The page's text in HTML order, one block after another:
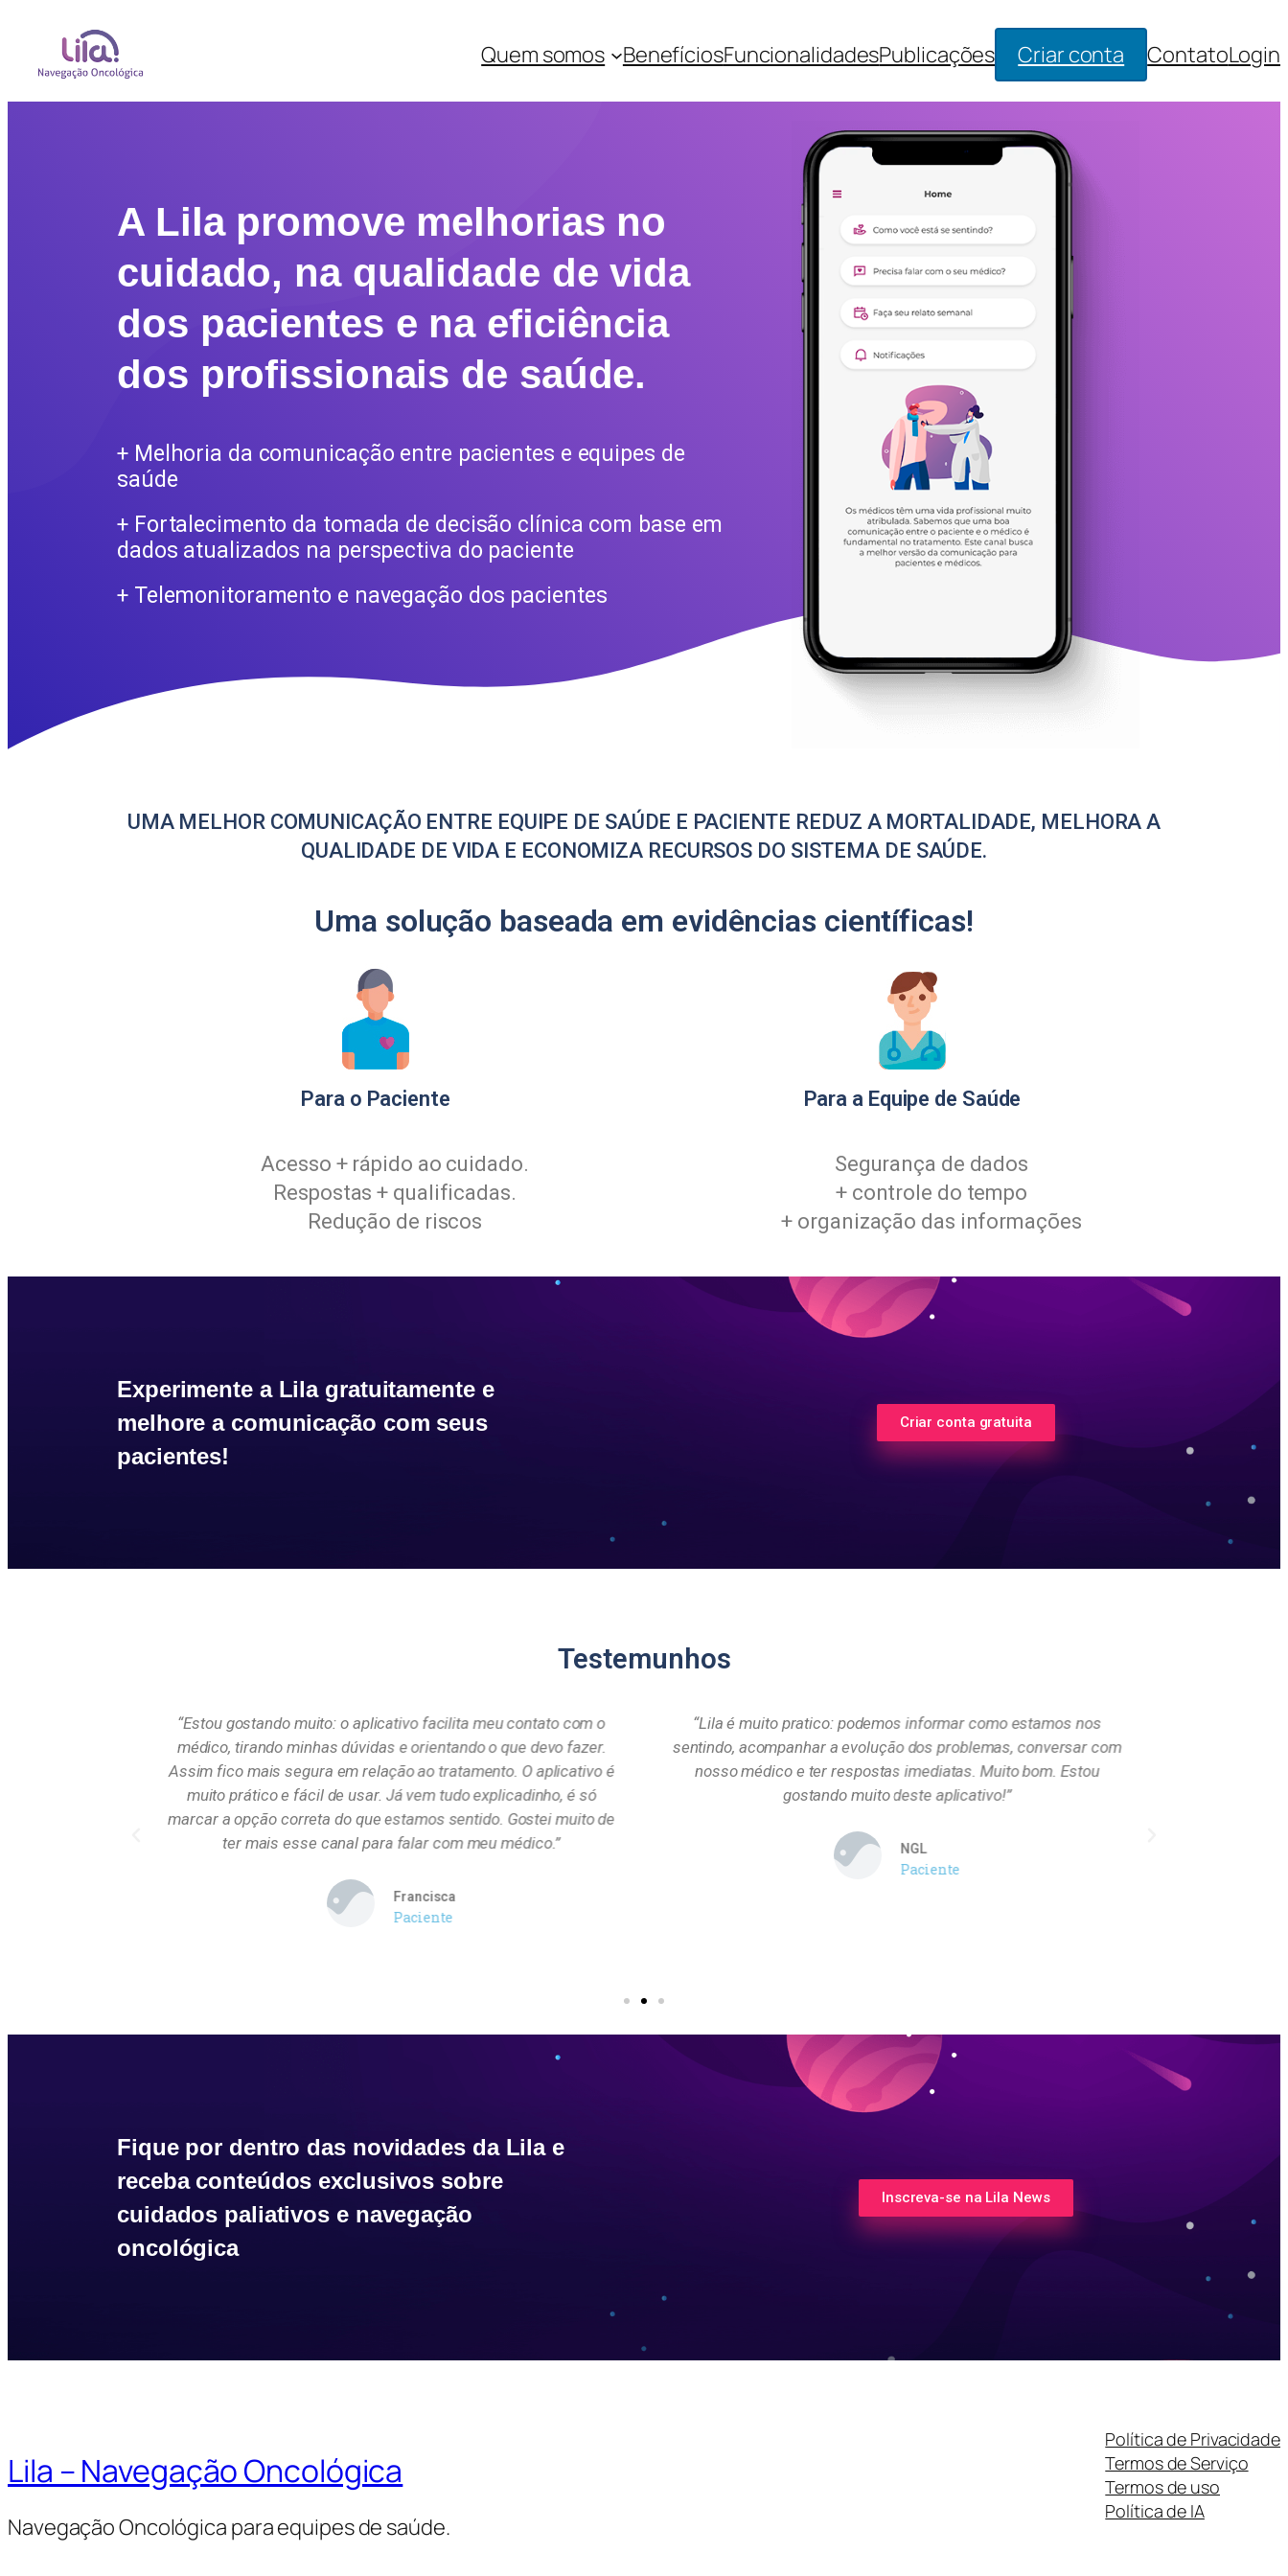
Quem somos BenefíciosFuncionalidadesPublicações Criar conta ContatoLogin
A Lila promove melhorias no
cuidado, na qualidade de vida
dos pacientes e na eficiência
dos profissionais de saúde.
+ Melhoria da comunicação entre pacientes e equipes de
saúde
+ Fortalecimento da tomada de decisão clínica com base em
dados atualizados na perspectiva do paciente
+ Telemonitoramento e navegação dos pacientes
UMA MELHOR COMUNICAÇÃO ENTRE EQUIPE DE SAÚDE E PACIENTE REDUZ A MORTALIDADE, MELHORA A
QUALIDADE DE VIDA E ECONOMIZA RECURSOS DO SISTEMA DE SAÚDE.
Uma solução baseada em evidências científicas!
Para o Paciente
Acesso + rápido ao cuidado.
Respostas + qualificadas.
Redução de riscos
Para a Equipe de Saúde
Segurança de dados
+ controle do tempo
+ organização das informações
Experimente a Lila gratuitamente e
melhore a comunicação com seus
pacientes!
Criar conta gratuita
Testemunhos
“Estou gostando muito: o aplicativo facilita meu contato com o
médico, tirando minhas dúvidas e orientando o que devo fazer.
Assim fico mais segura em relação ao tratamento. O aplicativo é
muito prático e fácil de usar. Já vem tudo explicadinho, é só
marcar a opção correta do que estamos sentido. Gostei muito de
ter mais esse canal para falar com meu médico.”
Francisca
Paciente
“Lila é muito pratico: podemos informar como estamos nos
sentindo, acompanhar a evolução dos problemas, conversar com
nosso médico e ter respostas imediatas. Muito bom. Estou
gostando muito deste aplicativo!”
NGL
Paciente
Fique por dentro das novidades da Lila e
receba conteúdos exclusivos sobre
cuidados paliativos e navegação
oncológica
Inscreva-se na Lila News
Lila – Navegação Oncológica
Navegação Oncológica para equipes de saúde.
Política de Privacidade
Termos de Serviço
Termos de uso
Política de IA